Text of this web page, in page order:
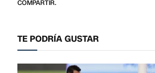
COMPARTIR.
TE PODRÍA GUSTAR